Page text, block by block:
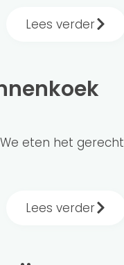
Lees verder
eten het gerecht
Lees verder